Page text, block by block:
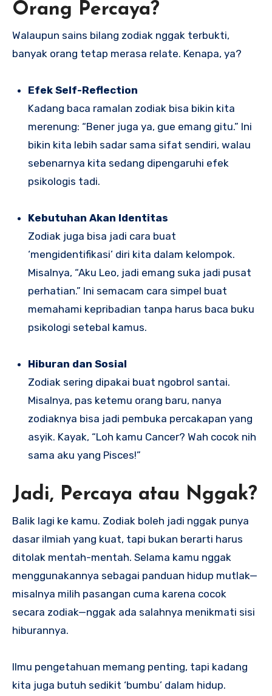
Orang Percaya?
Walaupun sains bilang zodiak nggak terbukti,
banyak orang tetap merasa relate. Kenapa, ya?
Efek Self-Reflection
Kadang baca ramalan zodiak bisa bikin kita
merenung: “Bener juga ya, gue emang gitu.” Ini
bikin kita lebih sadar sama sifat sendiri, walau
sebenarnya kita sedang dipengaruhi efek
psikologis tadi.
Kebutuhan Akan Identitas
Zodiak juga bisa jadi cara buat
‘mengidentifikasi’ diri kita dalam kelompok.
Misalnya, “Aku Leo, jadi emang suka jadi pusat
perhatian.” Ini semacam cara simpel buat
memahami kepribadian tanpa harus baca buku
psikologi setebal kamus.
Hiburan dan Sosial
Zodiak sering dipakai buat ngobrol santai.
Misalnya, pas ketemu orang baru, nanya
zodiaknya bisa jadi pembuka percakapan yang
asyik. Kayak, “Loh kamu Cancer? Wah cocok nih
sama aku yang Pisces!”
Jadi, Percaya atau Nggak?
Balik lagi ke kamu. Zodiak boleh jadi nggak punya
dasar ilmiah yang kuat, tapi bukan berarti harus
ditolak mentah-mentah. Selama kamu nggak
menggunakannya sebagai panduan hidup mutlak—
misalnya milih pasangan cuma karena cocok
secara zodiak—nggak ada salahnya menikmati sisi
hiburannya.
Ilmu pengetahuan memang penting, tapi kadang
kita juga butuh sedikit ‘bumbu’ dalam hidup.